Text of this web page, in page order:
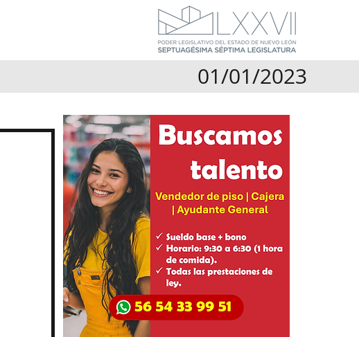
01/01/2023